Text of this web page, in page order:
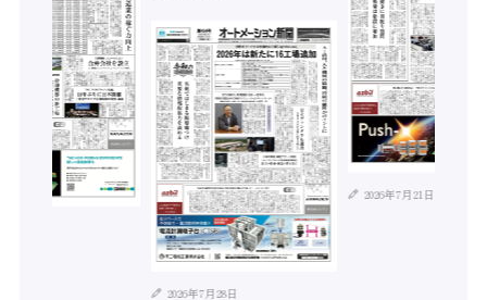
2026年7月28日
2026年7月21日